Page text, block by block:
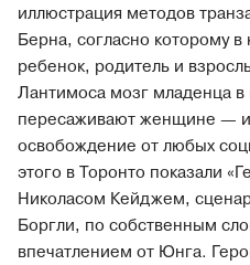
иллюстрация методов
Берна, согласно которому
ребенок, родитель и
Лантимоса мозг младенца
пересаживают женщине — и
освобождение от любых
этого в Торонто показали
Николасом Кейджем,
Боргли, по собственным
впечатлением от Юнга.